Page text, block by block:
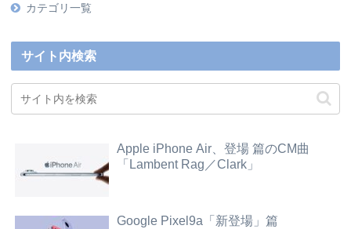
カテゴリ一覧
サイト内検索
Apple iPhone Air、登場 篇のCM曲
「Lambent Rag／Clark」
Google Pixel9a「新登場」篇